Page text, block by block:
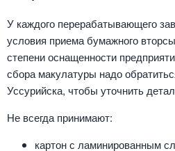
У каждого перерабатывающего
условия приема бумажного
степени оснащенности
сбора макулатуры надо
Уссурийска, чтобы уточнить
Не всегда принимают:
картон с ламинированным